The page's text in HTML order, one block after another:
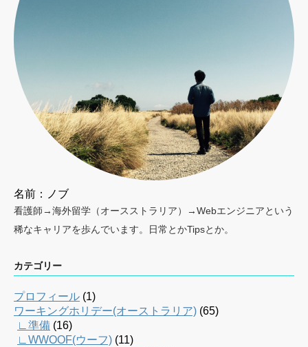
名前：ノブ
看護師→海外留学（オースストラリア）→Webエンジニアという
稀なキャリアを歩んでいます。日常とかTipsとか。
カテゴリー
プロフィール (1)
ワーキングホリデー(オーストラリア) (65)
∟準備 (16)
∟WWOOF(ウーフ) (11)